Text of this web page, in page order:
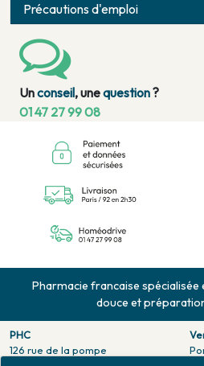
Précautions d'emploi
Unconseil, unequestion?
01 47 27 99 08
Pharmacie francaise
douce et
PHC
126 rue de la pompe